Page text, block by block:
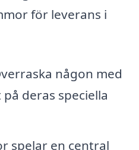
för leverans i
någon med
deras speciella
spelar en central